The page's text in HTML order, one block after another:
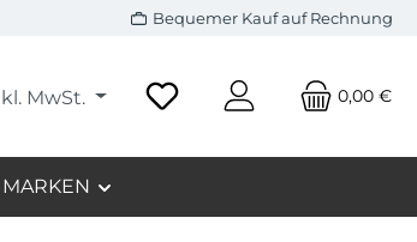
Bequemer Kauf auf Rechnung
MwSt. 0,00 €